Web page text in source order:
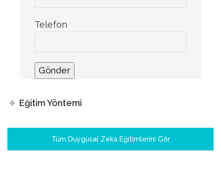
Telefon
Eğitim Yöntemi
Tüm Duygusal Zeka Eğitimlerini Gör